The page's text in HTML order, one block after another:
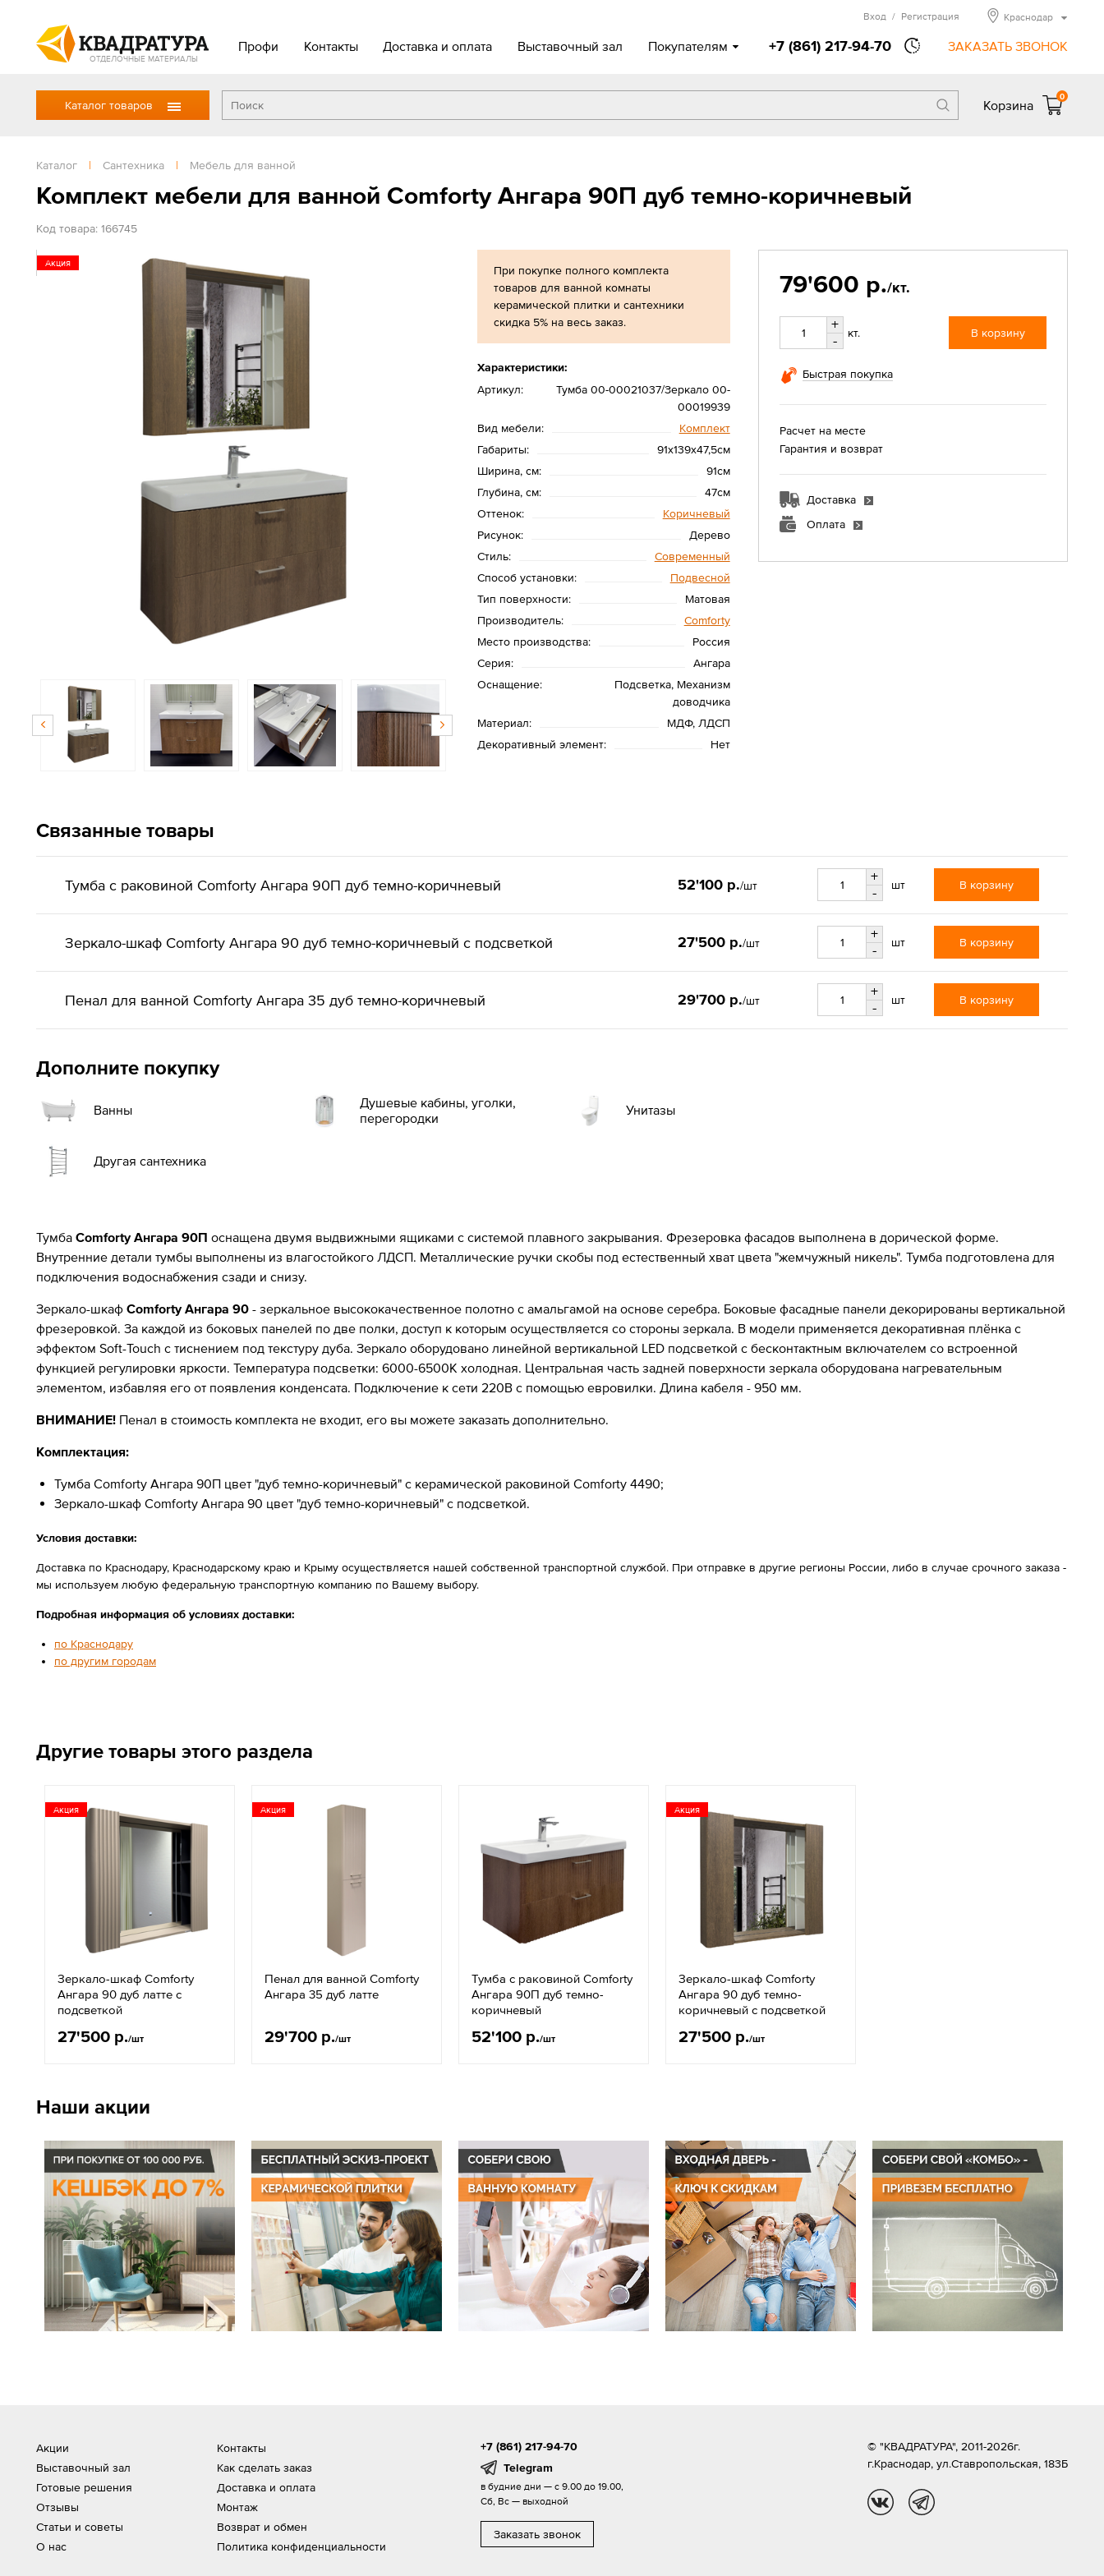
ОТДЕЛОЧНЫЕ МАТЕРИАЛЫ
Профи Контакты Доставка и оплата Выставочный зал Покупателям +7 (861) 217-94-70 ЗАКАЗАТЬ ЗВОНОК
Вход / Регистрация Краснодар
Каталог товаров Корзина
0
Каталог | Сантехника | Мебель для ванной
Комплект мебели для ванной Comforty Ангара 90П дуб темно-коричневый
Код товара: 166745
Акция
При покупке полного комплекта
товаров для ванной комнаты
керамической плитки и сантехники
скидка 5% на весь заказ.
Характеристики:
Артикул:
Тумба 00-00021037/Зеркало 00-
00019939
Вид мебели:
Комплект
Габариты:
91х139х47,5см
Ширина, см:
91см
Глубина, см:
47см
Оттенок:
Коричневый
Рисунок:
Дерево
Стиль:
Современный
Способ установки:
Подвесной
Тип поверхности:
Матовая
Производитель:
Сomforty
Место производства:
Россия
Серия:
Ангара
Оснащение:
Подсветка, Механизм
доводчика
Материал:
МДФ, ЛДСП
Декоративный элемент:
Нет
79'600 р./кт.
+
-
кт. В корзину
Быстрая покупка
Расчет на месте
Гарантия и возврат
Доставка
Оплата
Связанные товары
Тумба с раковиной Comforty Ангара 90П дуб темно-коричневый 52'100 р./шт
+
-
шт В корзину
Зеркало-шкаф Comforty Ангара 90 дуб темно-коричневый с подсветкой 27'500 р./шт
+
-
шт В корзину
Пенал для ванной Comforty Ангара 35 дуб темно-коричневый 29'700 р./шт
+
-
шт В корзину
Дополните покупку
Ванны
Душевые кабины, уголки,
перегородки
Унитазы
Другая сантехника
Тумба Comforty Ангара 90П оснащена двумя выдвижными ящиками с системой плавного закрывания. Фрезеровка фасадов выполнена в дорической форме.
Внутренние детали тумбы выполнены из влагостойкого ЛДСП. Металлические ручки скобы под естественный хват цвета "жемчужный никель". Тумба подготовлена для
подключения водоснабжения сзади и снизу.
Зеркало-шкаф Comforty Ангара 90 - зеркальное высококачественное полотно с амальгамой на основе серебра. Боковые фасадные панели декорированы вертикальной
фрезеровкой. За каждой из боковых панелей по две полки, доступ к которым осуществляется со стороны зеркала. В модели применяется декоративная плёнка с
эффектом Soft-Touch с тиснением под текстуру дуба. Зеркало оборудовано линейной вертикальной LED подсветкой с бесконтактным включателем со встроенной
функцией регулировки яркости. Температура подсветки: 6000-6500К холодная. Центральная часть задней поверхности зеркала оборудована нагревательным
элементом, избавляя его от появления конденсата. Подключение к сети 220В с помощью евровилки. Длина кабеля - 950 мм.
ВНИМАНИЕ! Пенал в стоимость комплекта не входит, его вы можете заказать дополнительно.
Комплектация:
Тумба Comforty Ангара 90П цвет "дуб темно-коричневый" с керамической раковиной Comforty 4490;
Зеркало-шкаф Comforty Ангара 90 цвет "дуб темно-коричневый" с подсветкой.
Условия доставки:
Доставка по Краснодару, Краснодарскому краю и Крыму осуществляется нашей собственной транспортной службой. При отправке в другие регионы России, либо в случае срочного заказа -
мы используем любую федеральную транспортную компанию по Вашему выбору.
Подробная информация об условиях доставки:
по Краснодару
по другим городам
Другие товары этого раздела
Акция
Зеркало-шкаф Comforty
Ангара 90 дуб латте с
подсветкой
27'500 р./шт
Акция
Пенал для ванной Comforty
Ангара 35 дуб латте
29'700 р./шт
Тумба с раковиной Comforty
Ангара 90П дуб темно-
коричневый
52'100 р./шт
Акция
Зеркало-шкаф Comforty
Ангара 90 дуб темно-
коричневый с подсветкой
27'500 р./шт
Наши акции
Акции
Выставочный зал
Готовые решения
Отзывы
Статьи и советы
О нас
Контакты
Как сделать заказ
Доставка и оплата
Монтаж
Возврат и обмен
Политика конфиденциальности
+7 (861) 217-94-70
Telegram
в будние дни — с 9.00 до 19.00,
Сб, Вс — выходной
Заказать звонок
© "КВАДРАТУРА", 2011-2026г.
г.Краснодар, ул.Ставропольская, 183Б